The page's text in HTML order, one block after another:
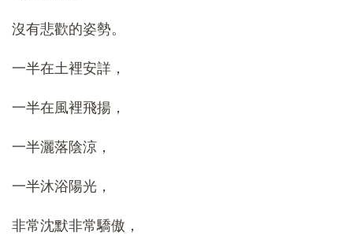
沒有悲歡的姿勢。
一半在土裡安詳，
一半在風裡飛揚，
一半灑落陰涼，
一半沐浴陽光，
非常沈默非常驕傲，